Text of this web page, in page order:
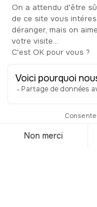
Martiana,
nacional
doloroso
algunos de
escritorio,
fragmento
en